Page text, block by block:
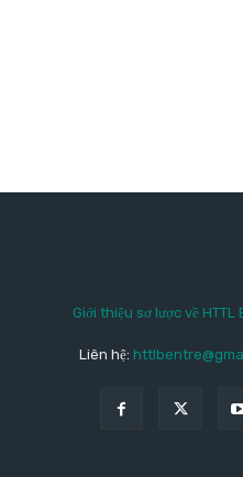
Giới thiệu sơ lược về HTTL
Liên hệ: